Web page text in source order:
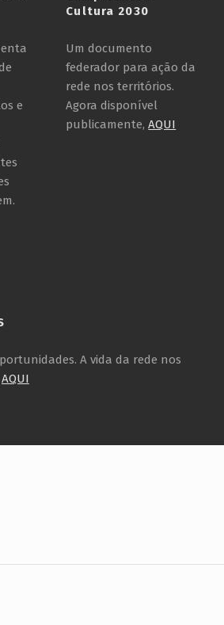
e
Cultura 2030
Um documento
federador para ação da
rede nos territórios.
Agora disponível
publicamente,AQUI
A vida da rede nos
AQUI